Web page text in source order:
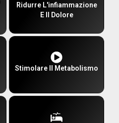
Ridurre L'infiammazione
E Il Dolore
Stimolare Il Metabolismo